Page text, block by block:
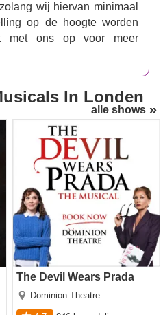
over een vrouw die door
2026 in première in het
van liefde en opoffering te
die nog nooit eerder is
wij hiervan minimaal
op de hoogte worden
met ons op voor meer
alle shows
In Londen
The Devil Wears Prada
Dominion Theatre
The Devil Wears Prada